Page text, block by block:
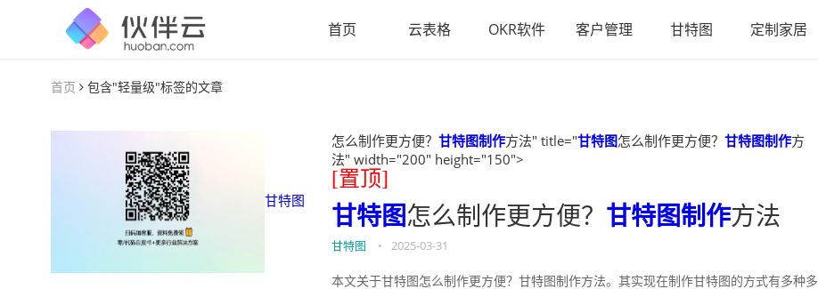
首页 云表格 OKR软件 客户管理 甘特图 定制家居
首页 包含"轻量级"标签的文章
甘特图
怎么制作更方便？ 甘特图制作方法" title="甘特图怎么制作更方便？ 甘特图制作方
法" width="200" height="150">
[置顶]
甘特图怎么制作更方便？ 甘特图制作方法
甘特图 • 2025-03-31
本文关于甘特图怎么制作更方便？甘特图制作方法。其实现在制作甘特图的方式有多种多